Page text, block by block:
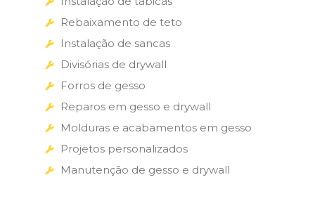
Rebaixamento de teto
Instalação de sancas
Divisórias de drywall
Forros de gesso
Reparos em gesso e drywall
Molduras e acabamentos em gesso
Projetos personalizados
Manutenção de gesso e drywall